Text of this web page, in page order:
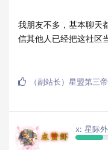
我朋友不多，基本聊天
信其他人已经把这社区
（副站长）星盟第三
点赞虾
x: 星际